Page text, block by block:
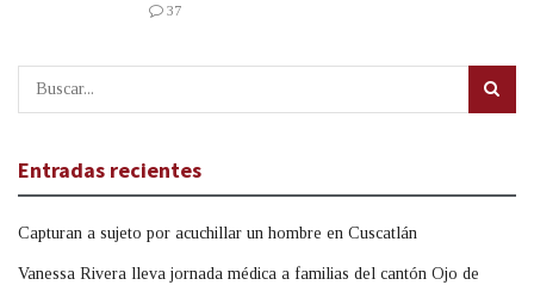
37
Entradas recientes
Capturan a sujeto por acuchillar un hombre en Cuscatlán
Vanessa Rivera lleva jornada médica a familias del cantón Ojo de